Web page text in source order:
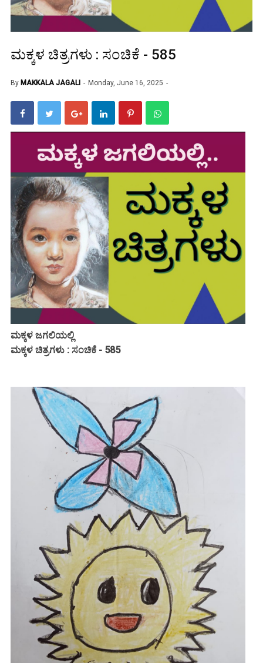
ಮಕ್ಕಳ ಚಿತ್ರಗಳು : ಸಂಚಿಕೆ - 585
By MAKKALA JAGALI Monday, June 16, 2025
ಮಕ್ಕಳ ಜಗಲಿಯಲ್ಲಿ
ಮಕ್ಕಳ ಚಿತ್ರಗಳು : ಸಂಚಿಕೆ - 585